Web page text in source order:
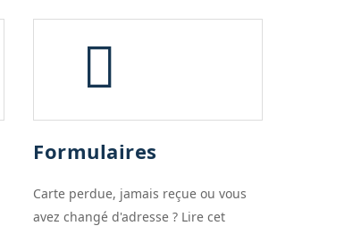
Formulaires
Carte perdue, jamais reçue ou vous
avez changé d'adresse ? Lire cet